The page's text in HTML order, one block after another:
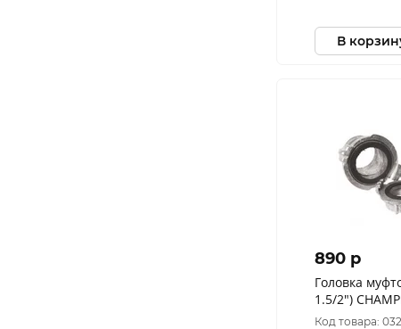
В
890 p
Головка
1.5/2")
Код товара: